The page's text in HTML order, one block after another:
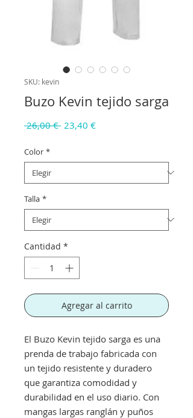
SKU: kevin
Buzo Kevin tejido sarga
26,00 € Precio
23,40 €Precio
Color *
Talla *
Cantidad *
Agregar al carrito
El Buzo Kevin tejido sarga es una
prenda de trabajo fabricada con
un tejido resistente y duradero
que garantiza comodidad y
durabilidad en el uso diario. Con
mangas largas ranglán y puños